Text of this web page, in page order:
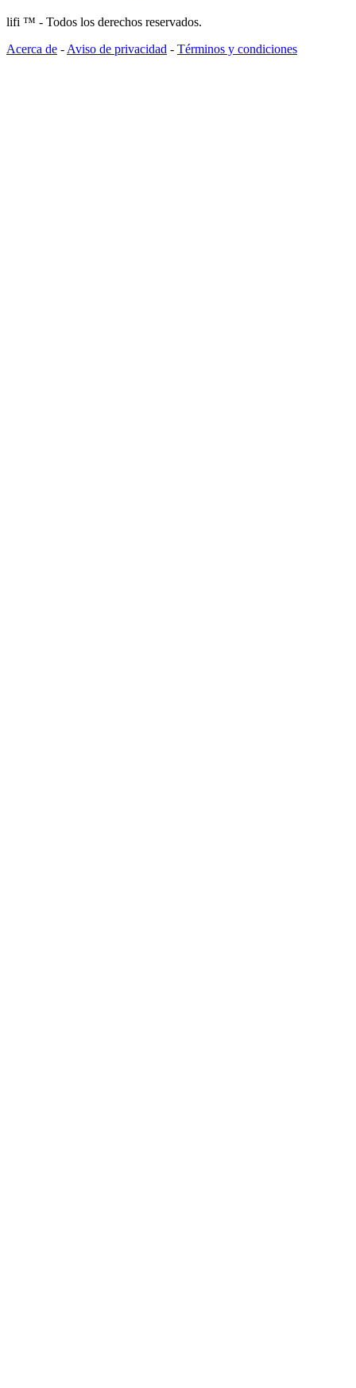
lifi ™ - Todos los derechos reservados.
Acerca de - Aviso de privacidad - Términos y condiciones